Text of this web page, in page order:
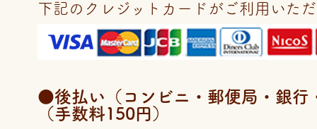
下記のクレジットカードがご利用いた
●後払い（コンビニ・郵便局・銀行
（手数料150円）